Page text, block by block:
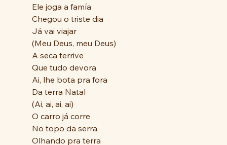
Ele joga a famía
Chegou o triste dia
Já vai viajar
(Meu Deus, meu Deus)
A seca terrive
Que tudo devora
Ai, lhe bota pra fora
Da terra Natal
(Ai, ai, ai, ai)
O carro já corre
No topo da serra
Olhando pra terra